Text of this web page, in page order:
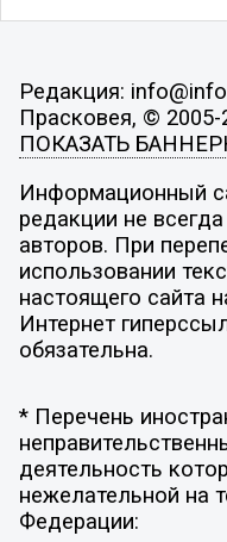
Редакция:
Прасковея, © 2005-
ПОКАЗАТЬ
Информационный
редакции не
авторов. При
использовании
настоящего сайта
Интернет
обязательна.
* Перечень
деятельность
нежелательной на
Федерации: